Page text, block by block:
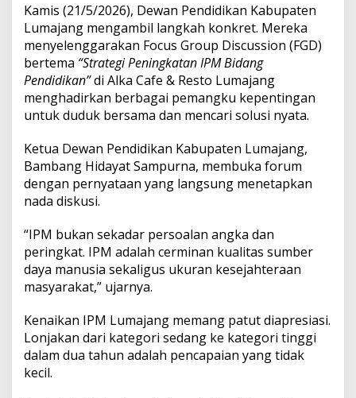
Kamis (21/5/2026), Dewan Pendidikan Kabupaten
Lumajang mengambil langkah konkret. Mereka
menyelenggarakan Focus Group Discussion (FGD)
bertema “Strategi Peningkatan IPM Bidang
Pendidikan”di Alka Cafe & Resto Lumajang
menghadirkan berbagai pemangku kepentingan
untuk duduk bersama dan mencari solusi nyata.
Ketua Dewan Pendidikan Kabupaten Lumajang,
Bambang Hidayat Sampurna, membuka forum
dengan pernyataan yang langsung menetapkan
nada diskusi.
“IPM bukan sekadar persoalan angka dan
peringkat. IPM adalah cerminan kualitas sumber
daya manusia sekaligus ukuran kesejahteraan
masyarakat,” ujarnya.
Kenaikan IPM Lumajang memang patut diapresiasi.
Lonjakan dari kategori sedang ke kategori tinggi
dalam dua tahun adalah pencapaian yang tidak
kecil.